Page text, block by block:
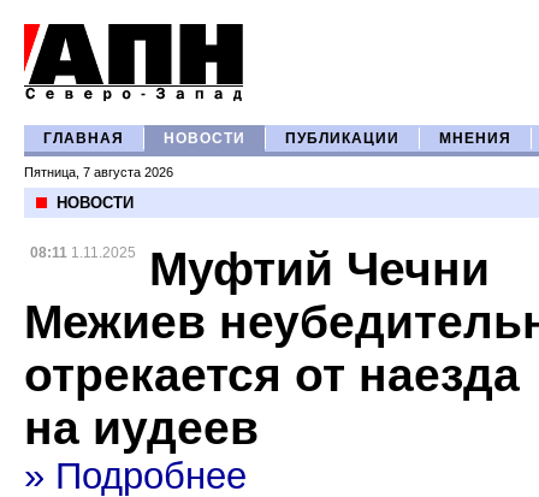
ГЛАВНАЯ НОВОСТИ ПУБЛИКАЦИИ МНЕНИЯ
Пятница, 7 августа 2026
НОВОСТИ
08:11 1.11.2025
Муфтий Чечни
Межиев
отрекается от наезда
на иудеев
» Подробнее